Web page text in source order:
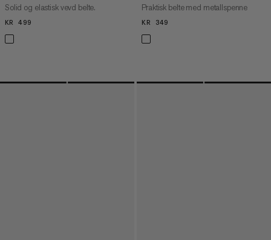
Solid og elastisk vevd belte.
KR 499
Praktisk belte med metallspenne
KR 349